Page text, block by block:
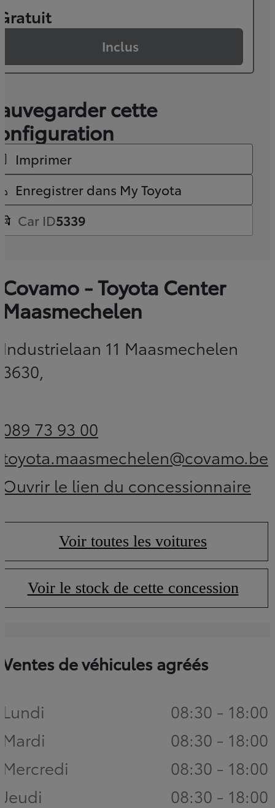
Inclus
cette
Imprimer
Enregistrer dans My Toyota
Car ID5339
Covamo - Toyota Center
Maasmechelen
Industrielaan 11 Maasmechelen
3630,
089 73 93 00
(Opens in new tab)
toyota.maasmechelen@covamo.be
(Opens in new
Ouvrir le lien du concessionnaire
(Opens in new tab)
Voir toutes les voitures
(Opens in new tab)
Voir le stock de cette concession
(Opens in new tab)
Ventes de véhicules agréés
Lundi
08:30 - 18:00
Mardi
08:30 - 18:00
Mercredi
08:30 - 18:00
Jeudi
08:30 - 18:00